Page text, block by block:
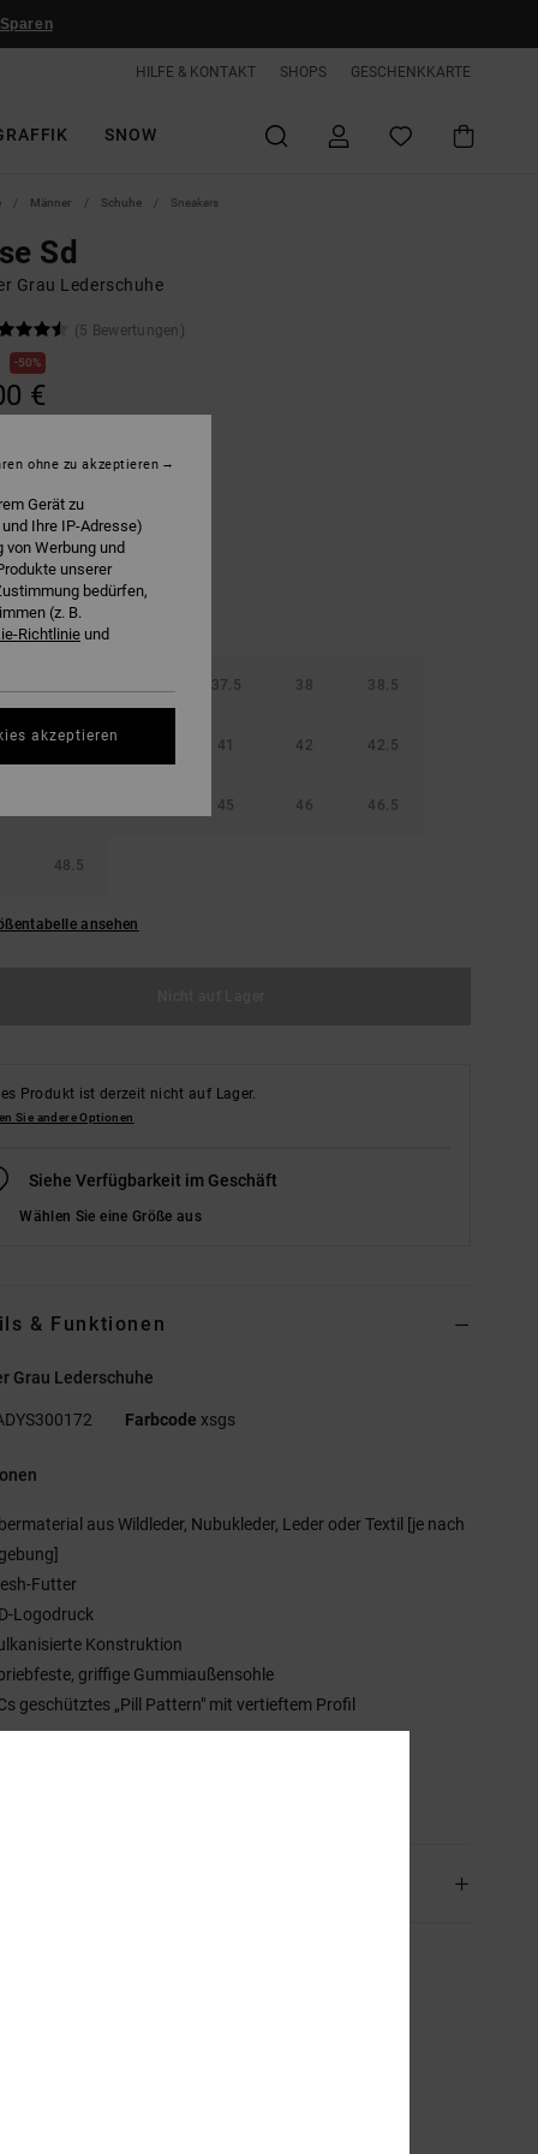
HILFE & KONTAKT SHOPS GESCHENKKARTE
SNOW
Männer Schuhe Sneakers
Sd
Grau Lederschuhe
(5 Bewertungen)
50%
€
green/grey
37.5 38 38.5
40 41 42 42.5
45 46 46.5
48.5
ansehen
Produkt ist derzeit nicht auf Lager.
Sie andere Optionen
Siehe Verfügbarkeit im Geschäft
Wählen Sie eine Größe aus
& Funktionen
Grau Lederschuhe
Farbcode xsgs
aus Wildleder, Nubukleder, Leder oder Textil [je nach
Futter
Logodruck
Konstruktion
griffige Gummiaußensohle
geschütztes „Pill Pattern" mit vertieftem Profil
Gerät zu
Ihre IP-Adresse)
Werbung und
unserer
bedürfen,
(z. B.
Richtlinie und
ohne zu akzeptieren
akzeptieren